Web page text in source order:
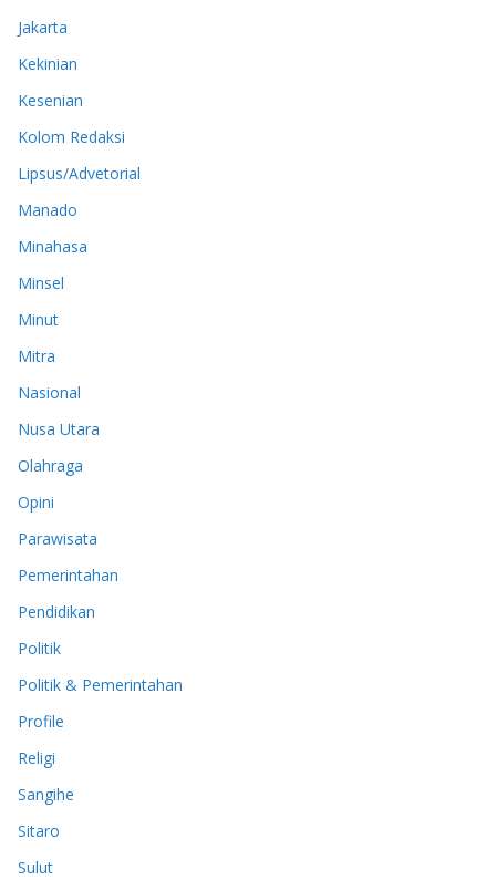
Jakarta
Kekinian
Kesenian
Kolom Redaksi
Lipsus/Advetorial
Manado
Minahasa
Minsel
Minut
Mitra
Nasional
Nusa Utara
Olahraga
Opini
Parawisata
Pemerintahan
Pendidikan
Politik
Politik & Pemerintahan
Profile
Religi
Sangihe
Sitaro
Sulut